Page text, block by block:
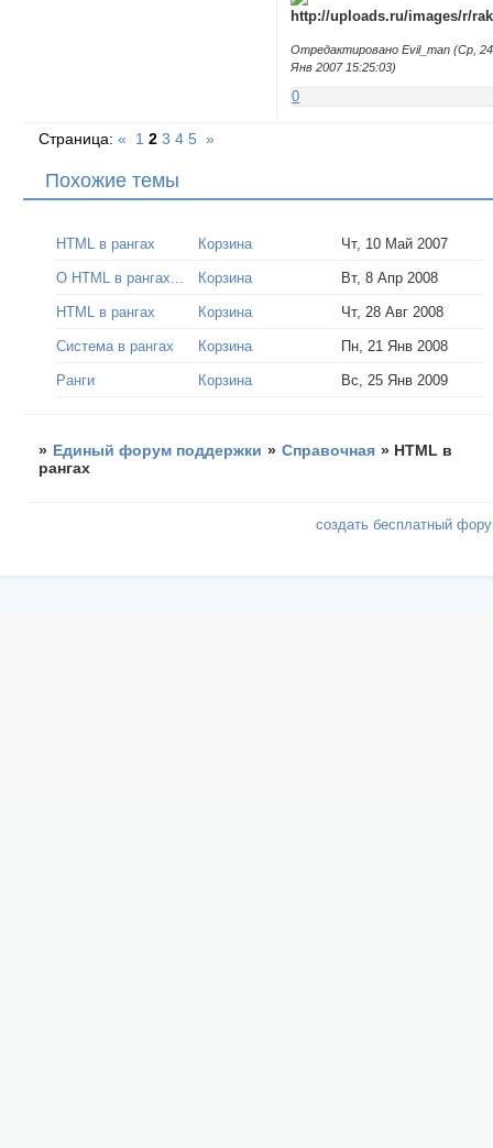
Отредактировано Evil_man (Ср, 24
Янв 2007 15:25:03)
0
Страница:« 1 2 3 4 5 »
Похожие темы
HTML в рангах Корзина Чт, 10 Май 2007
О HTML в рангах... Корзина Вт, 8 Апр 2008
HTML в рангах Корзина Чт, 28 Авг 2008
Система в рангах Корзина Пн, 21 Янв 2008
Ранги Корзина Вс, 25 Янв 2009
» Единый форум поддержки » Справочная » HTML в
рангах
создать бесплатный